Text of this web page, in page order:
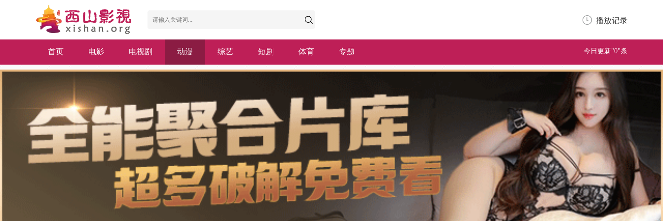
播放记录
首页 电影 电视剧 动漫 综艺 短剧 体育 专题 今日更新"0"条